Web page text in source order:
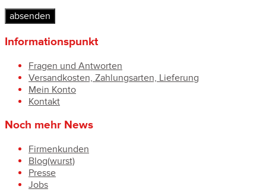
Informationspunkt
Fragen und Antworten
Versandkosten, Zahlungsarten, Lieferung
Mein Konto
Kontakt
Noch mehr News
Firmenkunden
Blog(wurst)
Presse
Jobs